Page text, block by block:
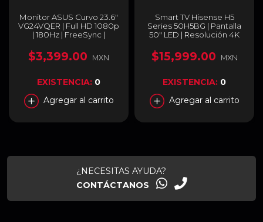
Monitor ASUS Curvo 23.6"
VG24VQER | Full HD 1080p
| 180Hz | FreeSync |
$3,399.00 MXN
EXISTENCIA: 0
Agregar al carrito
Smart TV Hisense H5
Series 50H5BG | Pantalla
50" LED | Resolución 4K
Smart TV | Color Negro |
50H5BG
$15,999.00 MXN
EXISTENCIA: 0
Agregar al carrito
¿NECESITAS AYUDA?
CONTÁCTANOS